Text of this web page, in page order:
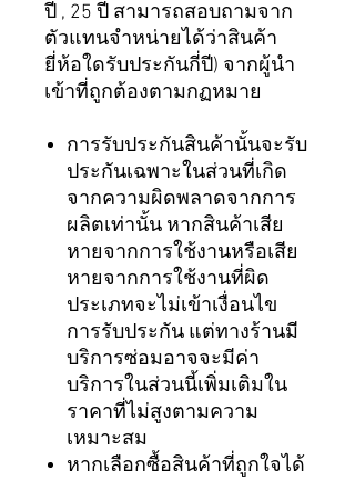
ปี , 25 ปี สามารถสอบถามจาก
ตัวแทนจำหน่ายได้ว่าสินค้า
ยี่ห้อใดรับประกันกี่ปี) จากผู้นำ
เข้าที่ถูกต้องตามกฏหมาย
การรับประกันสินค้านั้นจะรับ
ประกันเฉพาะในส่วนที่เกิด
จากความผิดพลาดจากการ
ผลิตเท่านั้น หากสินค้าเสีย
หายจากการใช้งานหรือเสีย
หายจากการใช้งานที่ผิด
ประเภทจะไม่เข้าเงื่อนไข
การรับประกัน แต่ทางร้านมี
บริการซ่อมอาจจะมีค่า
บริการในส่วนนี้เพิ่มเติมใน
ราคาที่ไม่สูงตามความ
เหมาะสม
หากเลือกซื้อสินค้าที่ถูกใจได้